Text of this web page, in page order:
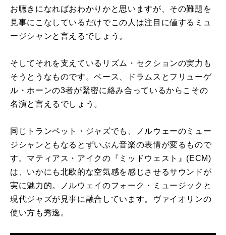
お聴きになればおわかりかと思いますが、その難題を
見事にこなしているだけでこの人は注目に値するミュ
ージシャンと言えるでしょう。
そしてそれを支えているリズム・セクションの実力も
そうとうなものです。ベース、ドラムスとフリューゲ
ル・ホーンの3者が緊密に絡み合っているからこその
名演と言えるでしょう。
同じトランペット・ジャズでも、ノルウェーのミュー
ジシャンともなるとずいぶん音楽の表情が変るもので
す。マティアス・アイクの『ミッドウェスト』(ECM)
は、いかにも北欧的な空気感を感じさせるサウンドが
実に魅力的。ノルウェイのフォーク・ミュージックと
現代ジャズが見事に融合しています。ヴァイオリンの
使い方も秀逸。